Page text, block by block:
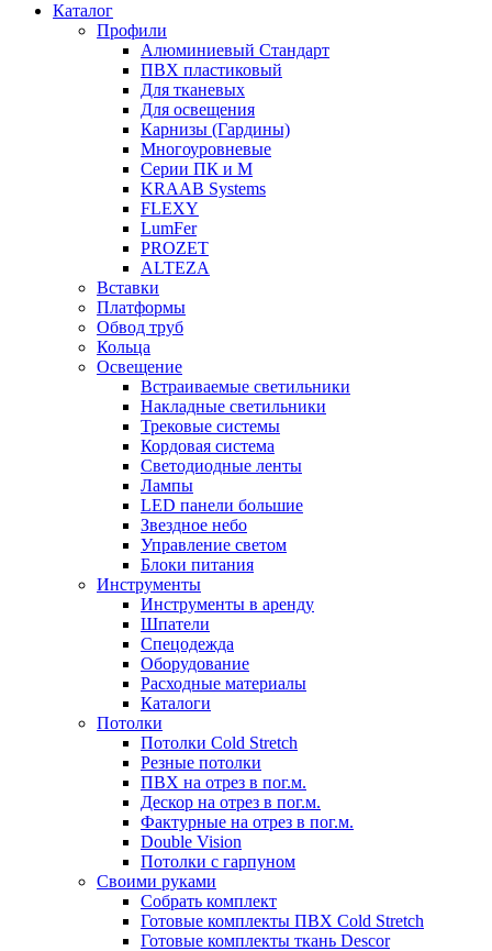
Каталог
Профили
Алюминиевый Стандарт
ПВХ пластиковый
Для тканевых
Для освещения
Карнизы (Гардины)
Многоуровневые
Серии ПК и М
KRAAB Systems
FLEXY
LumFer
PROZET
ALTEZA
Вставки
Платформы
Обвод труб
Кольца
Освещение
Встраиваемые светильники
Накладные светильники
Трековые системы
Кордовая система
Светодиодные ленты
Лампы
LED панели большие
Звездное небо
Управление светом
Блоки питания
Инструменты
Инструменты в аренду
Шпатели
Спецодежда
Оборудование
Расходные материалы
Каталоги
Потолки
Потолки Cold Stretch
Резные потолки
ПВХ на отрез в пог.м.
Дескор на отрез в пог.м.
Фактурные на отрез в пог.м.
Double Vision
Потолки с гарпуном
Своими руками
Собрать комплект
Готовые комплекты ПВХ Cold Stretch
Готовые комплекты ткань Descor